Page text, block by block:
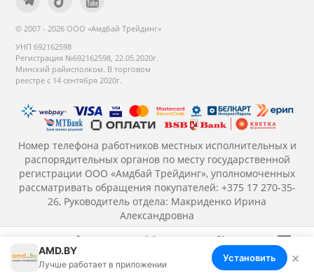
Меню Корзина Избранное Сравнение Войти
© 2007 - 2026 ООО «Амдбай Трейдинг»
УНП 692162598
Регистрация №692162598, 22.05.2020г.
Минский райисполком. В торговом
реестре с 14 сентября 2020г.
Номер телефона работников местных исполнительных и
распорядительных органов по месту государственной
регистрации ООО «Амдбай Трейдинг», уполномоченных
рассматривать обращения покупателей: +375 17 270-35-
26, Руководитель отдела: Макриденко Ирина
Александровна
AMD.BY
Лучше работает в приложении
Установить ×